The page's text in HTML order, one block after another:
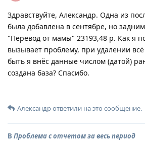
Здравствуйте, Александр. Одна из
была добавлена в сентябре, но
"Перевод от мамы" 23193,48 р. Как я
вызывает проблему, при удалении
быть я внёс данные числом (датой)
создана база? Спасибо.
Александрответили на это сообщение.
В Проблема с отчетом за весь период